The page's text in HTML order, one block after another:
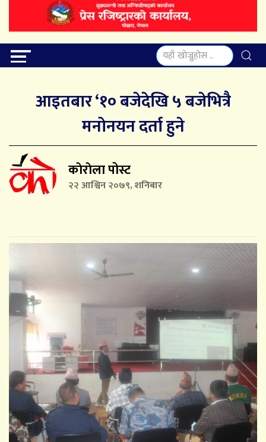
आइतबार ‘१० बजेदेखि ५ बजेभित्रै
मनोनयन दर्ता हुने
काेराेला पोस्ट
२२ आश्विन २०७९, शनिबार